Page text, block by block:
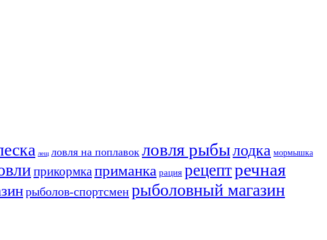
лещ ловля на поплавок ловля рыбылодка мормышка
прикормкаприманка рация рецептречная
рыболов-спортсменрыболовный магазин